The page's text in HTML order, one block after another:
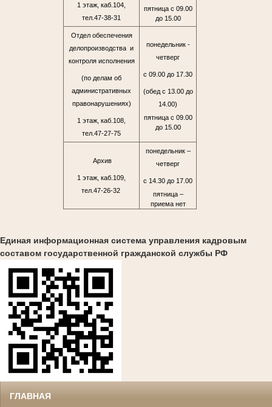
1 этаж, каб.104,
тел.47-38-31
пятница с 09.00
до 15.00
Отдел обеспечения
делопроизводства и
контроля исполнения
(по делам об
административных
правонарушениях)
1 этаж, каб.108,
тел.47-27-75
понедельник -
четверг
с 09.00 до 17.30
(обед с 13.00 до
14.00)
пятница с 09.00
до 15.00
Архив
1 этаж, каб.109,
тел.47-26-32
понедельник –
четверг
с 14.30 до 17.00
пятница –
приема нет
Единая информационная система управления кадровым
составом государственной гражданской службы РФ
ГЛАВНАЯ